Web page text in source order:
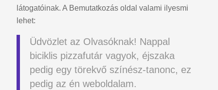
látogatóinak. A Bemutatkozás oldal valami ilyesmi
lehet:
Üdvözlet az Olvasóknak! Nappal
biciklis pizzafutár vagyok, éjszaka
pedig egy törekvő színész-tanonc, ez
pedig az én weboldalam.